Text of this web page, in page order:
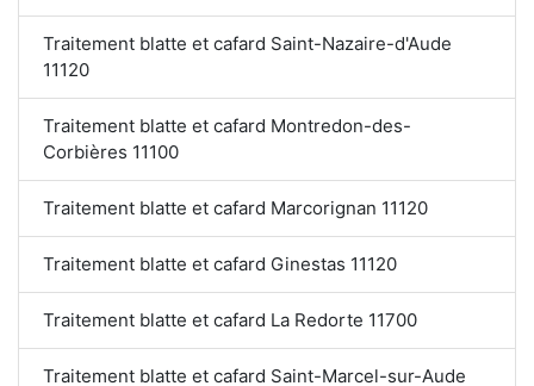
Traitement blatte et cafard Saint-Nazaire-d'Aude
11120
Traitement blatte et cafard Montredon-des-
Corbières 11100
Traitement blatte et cafard Marcorignan 11120
Traitement blatte et cafard Ginestas 11120
Traitement blatte et cafard La Redorte 11700
Traitement blatte et cafard Saint-Marcel-sur-Aude